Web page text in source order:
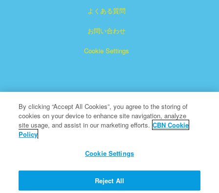
よくある質問
お問い合わせ
Cookie Settings
「スーパーブック」は、クリスチャン・ブロードキャスティ
ング・ネットワークの登録商標です。非営利501（c）（3）
All Rights Reserved.
CBNについて
By clicking “Accept All Cookies”, you agree to the storing of
cookies on your device to enhance site navigation, analyze
site usage, and assist in our marketing efforts. CBN Cookie
Policy
Cookie Settings
Reject All